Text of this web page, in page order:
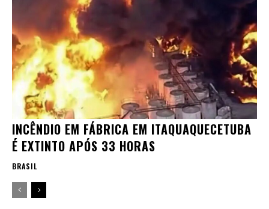
INCÊNDIO EM FÁBRICA EM ITAQUAQUECETUBA
É EXTINTO APÓS 33 HORAS
BRASIL